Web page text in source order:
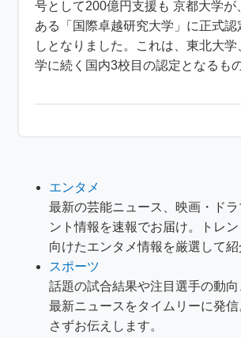
号として200億円支援も 京都大学が
ある「国際卓越研究大学」に正式認
しとなりました。これは、東北大学
学に続く国内3校目の認定となるも
エンタメ
最新の芸能ニュース、映画・ド
ント情報を速報でお届け。トレ
向けたエンタメ情報を厳選して紹
スポーツ
話題の試合結果や注目選手の動
最新ニュースをタイムリーに発
さずお伝えします。